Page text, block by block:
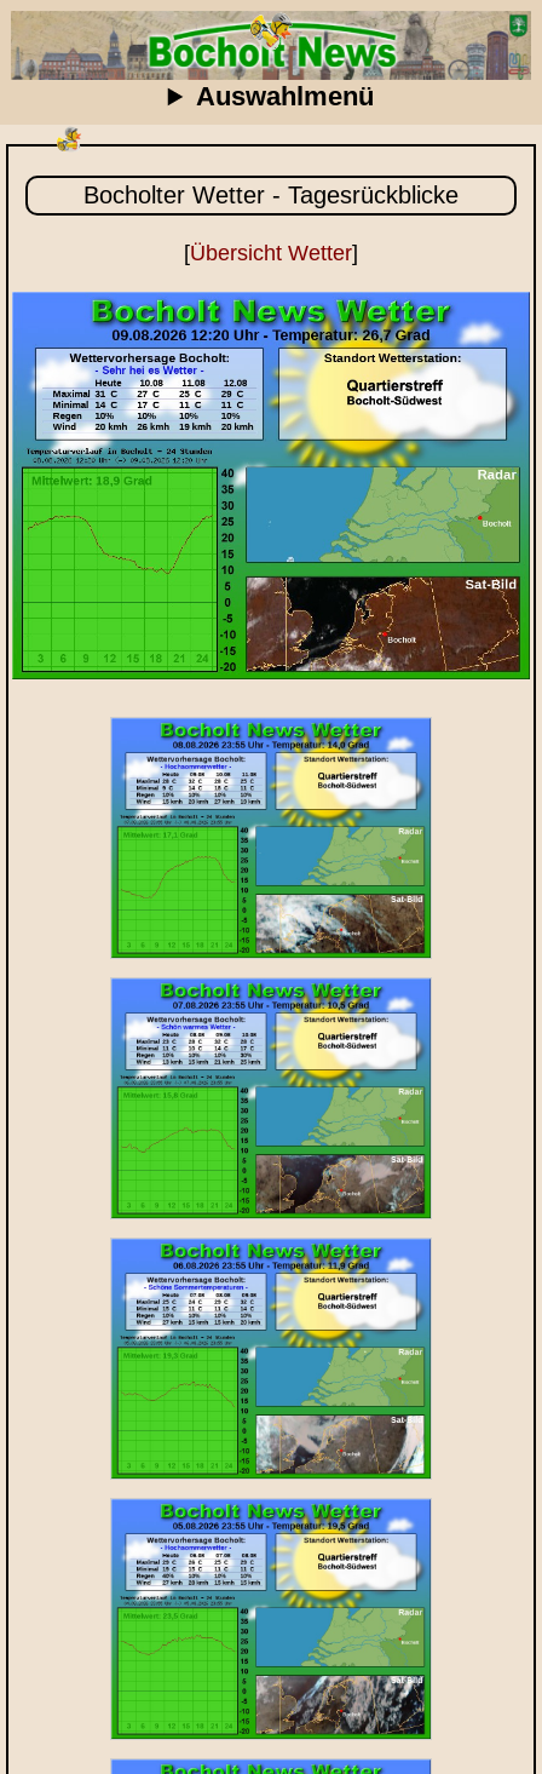
Auswahlmenü
Bocholter Wetter - Tagesrückblicke
[Übersicht Wetter]